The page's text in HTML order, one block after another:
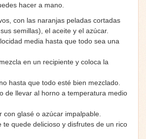
hacer a mano.
con las naranjas peladas cortadas
semillas), el aceite y el azúcar.
media hasta que todo sea una
en un recipiente y coloca la
hasta que todo esté bien mezclado.
de llevar al horno a temperatura medio
con glasé o azúcar impalpable.
te quede delicioso y disfrutes de un rico